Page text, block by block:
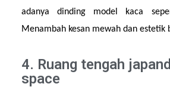
adanya dinding model kaca
Menambah kesan mewah dan estetik
4. Ruang tengah
space